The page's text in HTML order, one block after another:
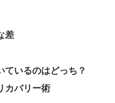
差
ているのはどっち？
カバリー術